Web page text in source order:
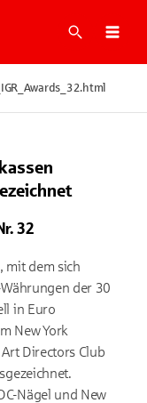
Suche
32
mit dem sich
der 30
in Euro
New York
Directors Club
Nägel und New